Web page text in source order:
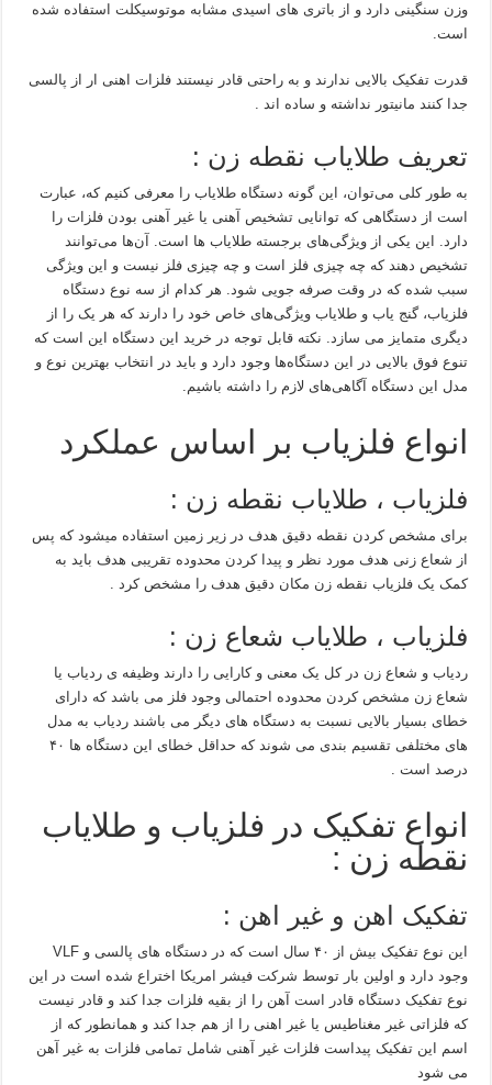
وزن سنگینی دارد و از باتری های اسیدی مشابه موتوسیکلت استفاده شده
است.
قدرت تفکیک بالایی ندارند و به راحتی قادر نیستند فلزات اهنی ار از پالسی
جدا کنند مانیتور نداشته و ساده اند .
تعریف طلایاب نقطه زن :
به طور کلی می‌توان، این گونه دستگاه طلایاب را معرفی کنیم که، عبارت
است از دستگاهی که توانایی تشخیص آهنی یا غیر آهنی بودن فلزات را
دارد. این یکی از ویژگی‌های برجسته طلایاب ها است. آن‌ها می‌توانند
تشخیص دهند که چه چیزی فلز است و چه چیزی فلز نیست و این ویژگی
سبب شده که در وقت صرفه جویی شود. هر کدام از سه نوع دستگاه
فلزیاب، گنج یاب و طلایاب ویژگی‌های خاص خود را دارند که هر یک را از
دیگری متمایز می سازد. نکته قابل توجه در خرید این دستگاه این است که
تنوع فوق بالایی در این دستگاه‌ها وجود دارد و باید در انتخاب بهترین نوع و
مدل این دستگاه آگاهی‌های لازم را داشته باشیم.
انواع فلزیاب بر اساس عملکرد
فلزیاب ، طلایاب نقطه زن :
برای مشخص کردن نقطه دقیق هدف در زیر زمین استفاده میشود که پس
از شعاع زنی هدف مورد نظر و پیدا کردن محدوده تقریبی هدف باید به
کمک یک فلزیاب نقطه زن مکان دقیق هدف را مشخص کرد .
فلزیاب ، طلایاب شعاع زن :
ردیاب و شعاع زن در کل یک معنی و کارایی را دارند وظیفه ی ردیاب یا
شعاع زن مشخص کردن محدوده احتمالی وجود فلز می باشد که دارای
خطای بسیار بالایی نسبت به دستگاه های دیگر می باشند ردیاب به مدل
های مختلفی تقسیم بندی می شوند که حداقل خطای این دستگاه ها ۴۰
درصد است .
انواع تفکیک در فلزیاب و طلایاب
نقطه زن :
تفکیک اهن و غیر اهن :
این نوع تفکیک بیش از ۴۰ سال است که در دستگاه های پالسی و VLF
وجود دارد و اولین بار توسط شرکت فیشر امریکا اختراع شده است در این
نوع تفکیک دستگاه قادر است آهن را از بقیه فلزات جدا کند و قادر نیست
که فلزاتی غیر مغناطیس یا غیر اهنی را از هم جدا کند و همانطور که از
اسم این تفکیک پیداست فلزات غیر آهنی شامل تمامی فلزات به غیر آهن
می شود